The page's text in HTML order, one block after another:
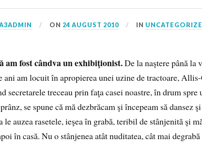
ON 24 AUGUST 2010 IN
am fost cândva un exhibiţionist.De la naştere până la
ani am locuit în apropierea unei uzine de tractoare,
secretarele treceau prin faţa casei noastre, în drum spre
se spune că mă dezbrăcam şi începeam să dansez
le auzea rasetele, ieşea în grabă, teribil de stânjenită şi
în casă. Nu o stânjenea atât nuditatea, cât mai